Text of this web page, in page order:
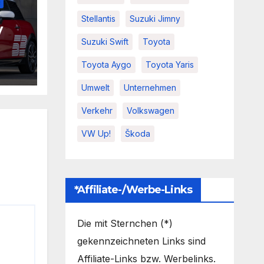
Stellantis Suzuki Jimny
Suzuki Swift Toyota
Toyota Aygo Toyota Yaris
Umwelt Unternehmen
Verkehr Volkswagen
VW Up! Škoda
*Affiliate-/Werbe-Links
Die mit Sternchen (*)
gekennzeichneten Links sind
Affiliate-Links bzw. Werbelinks.